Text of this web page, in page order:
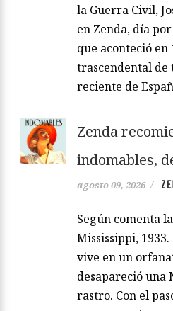
la Guerra Civil,
en Zenda, día
que aconteció en
trascendental de
reciente de
Zenda
indomables,
agosto 09, 2026 /
Según comenta
Mississippi,
vive en un
desapareció una
rastro. Con el